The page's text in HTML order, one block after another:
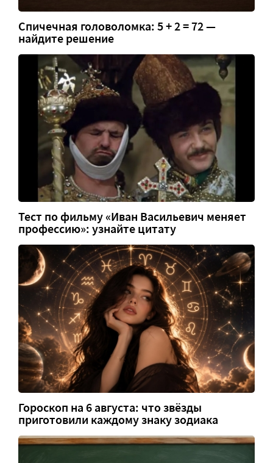
Спичечная головоломка: 5 + 2 = 72 —
найдите решение
Тест по фильму «Иван Васильевич меняет
профессию»: узнайте цитату
Гороскоп на 6 августа: что звёзды
приготовили каждому знаку зодиака